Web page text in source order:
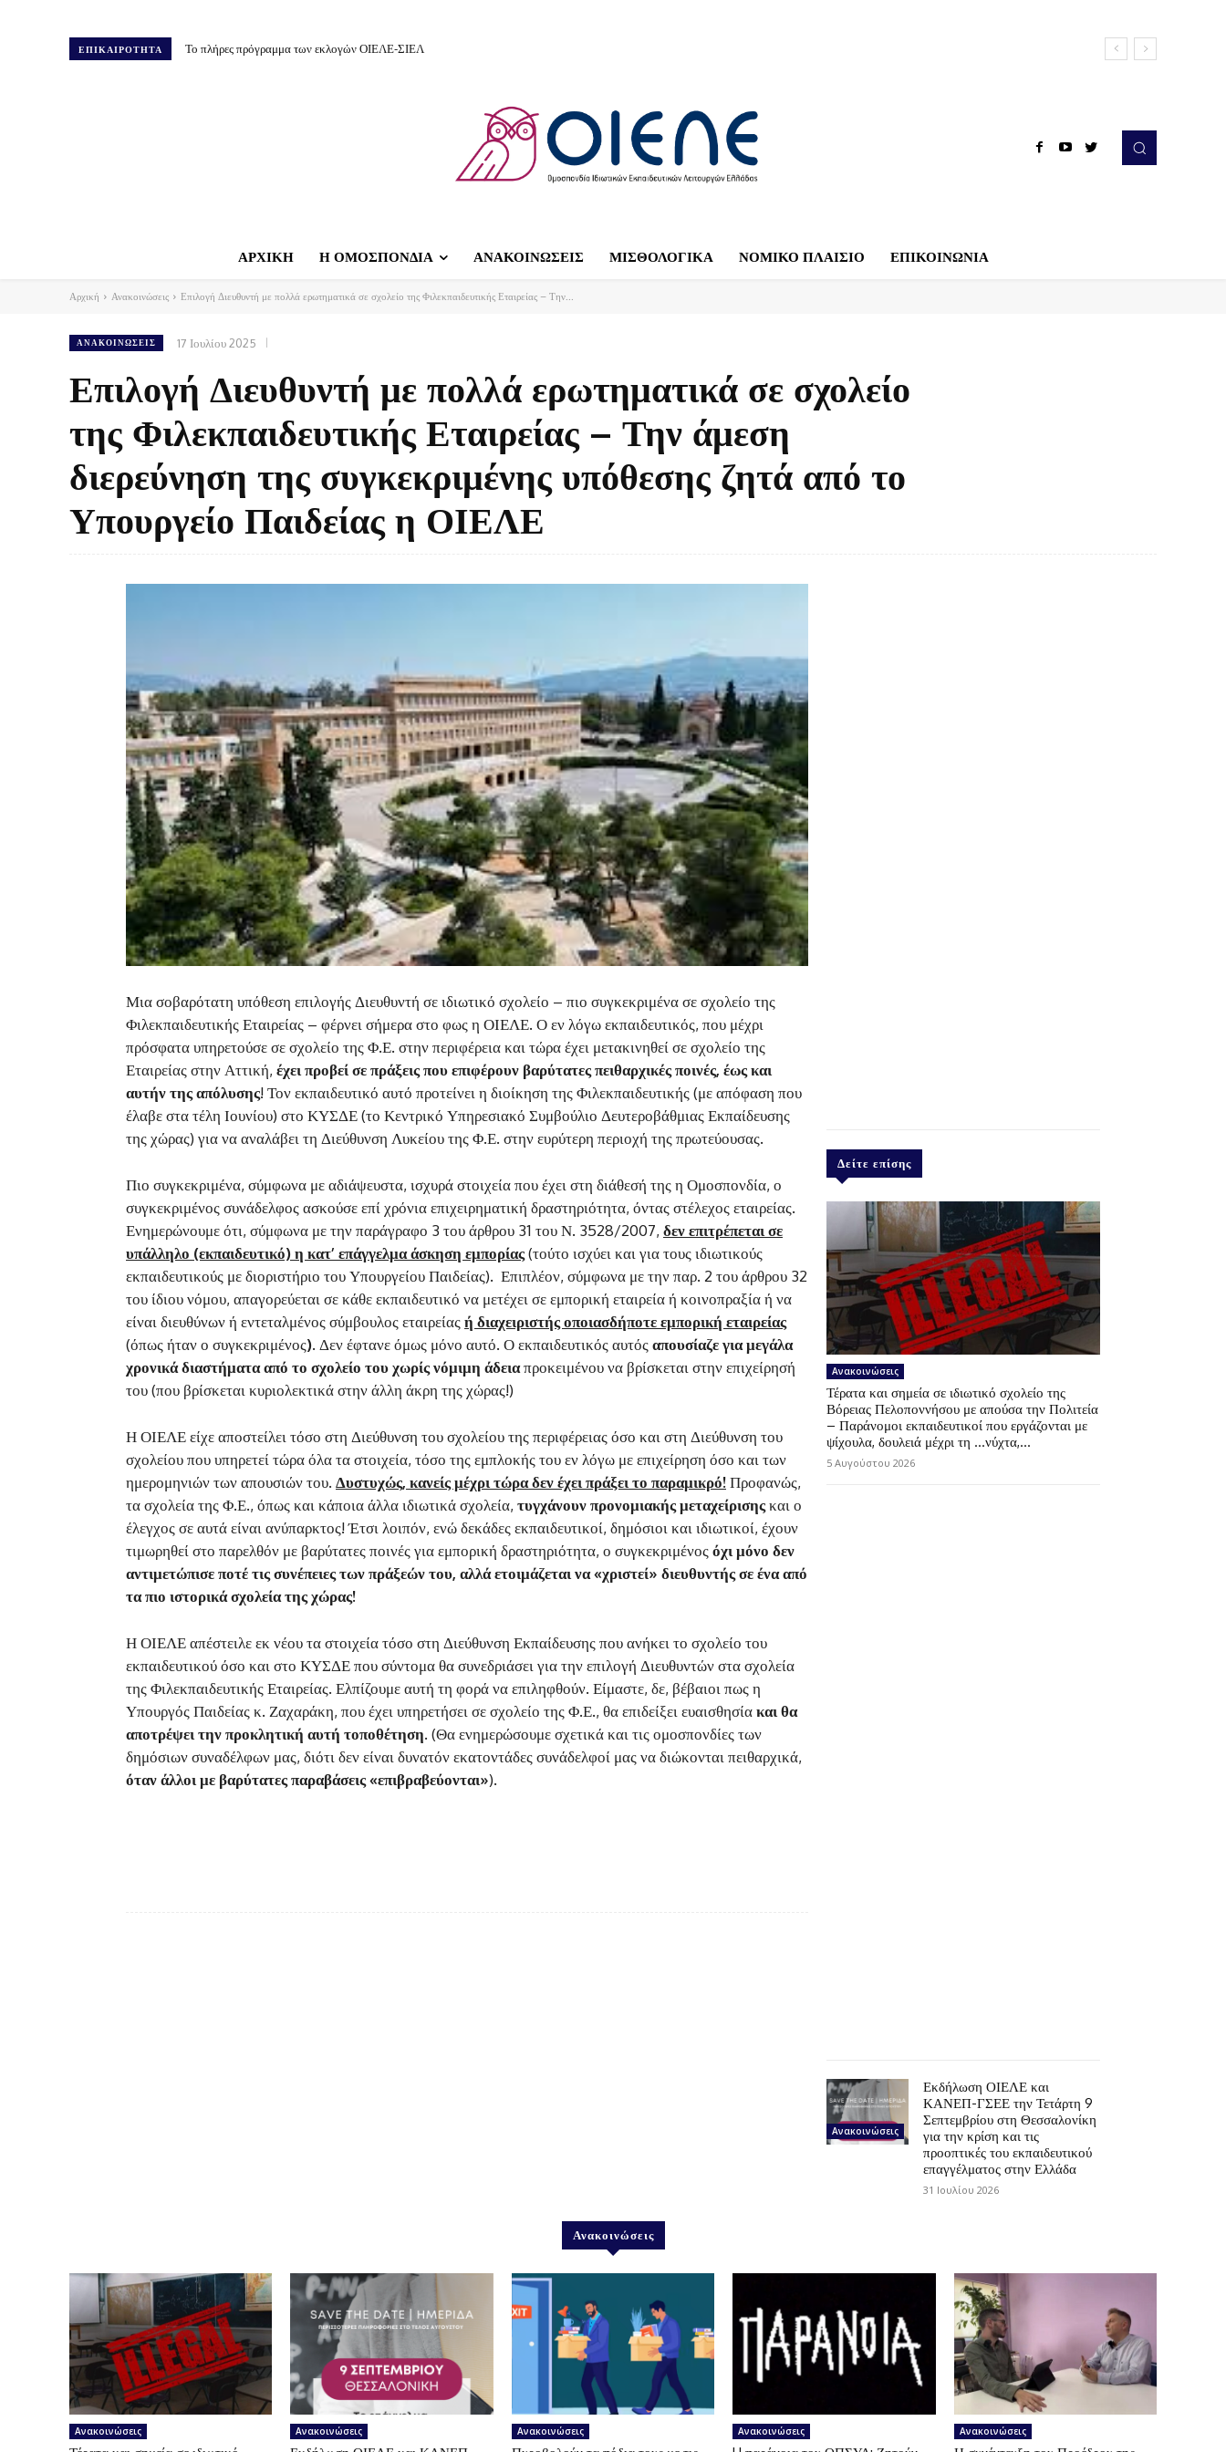
ΕΠΙΚΑΙΡΟΤΗΤΑ Το πλήρες πρόγραμμα των εκλογών ΟΙΕΛΕ-ΣΙΕΛ
ΑΡΧΙΚΗ Η ΟΜΟΣΠΟΝΔΙΑ ΑΝΑΚΟΙΝΩΣΕΙΣ ΜΙΣΘΟΛΟΓΙΚΑ ΝΟΜΙΚΟ ΠΛΑΙΣΙΟ ΕΠΙΚΟΙΝΩΝΙΑ
Αρχική Ανακοινώσεις Επιλογή Διευθυντή με πολλά ερωτηματικά σε σχολείο της Φιλεκπαιδευτικής Εταιρείας – Την...
ΑΝΑΚΟΙΝΏΣΕΙΣ 17 Ιουλίου 2025
Επιλογή Διευθυντή με πολλά ερωτηματικά σε σχολείο
της Φιλεκπαιδευτικής Εταιρείας – Την άμεση
διερεύνηση της συγκεκριμένης υπόθεσης ζητά από το
Υπουργείο Παιδείας η ΟΙΕΛΕ
Μια σοβαρότατη υπόθεση επιλογής Διευθυντή σε ιδιωτικό σχολείο – πιο συγκεκριμένα σε σχολείο της
Φιλεκπαιδευτικής Εταιρείας – φέρνει σήμερα στο φως η ΟΙΕΛΕ. Ο εν λόγω εκπαιδευτικός, που μέχρι
πρόσφατα υπηρετούσε σε σχολείο της Φ.Ε. στην περιφέρεια και τώρα έχει μετακινηθεί σε σχολείο της
Εταιρείας στην Αττική, έχει προβεί σε πράξεις που επιφέρουν βαρύτατες πειθαρχικές ποινές, έως και
αυτήν της απόλυσης! Τον εκπαιδευτικό αυτό προτείνει η διοίκηση της Φιλεκπαιδευτικής (με απόφαση που
έλαβε στα τέλη Ιουνίου) στο ΚΥΣΔΕ (το Κεντρικό Υπηρεσιακό Συμβούλιο Δευτεροβάθμιας Εκπαίδευσης
της χώρας) για να αναλάβει τη Διεύθυνση Λυκείου της Φ.Ε. στην ευρύτερη περιοχή της πρωτεύουσας.
Πιο συγκεκριμένα, σύμφωνα με αδιάψευστα, ισχυρά στοιχεία που έχει στη διάθεσή της η Ομοσπονδία, ο
συγκεκριμένος συνάδελφος ασκούσε επί χρόνια επιχειρηματική δραστηριότητα, όντας στέλεχος εταιρείας.
Ενημερώνουμε ότι, σύμφωνα με την παράγραφο 3 του άρθρου 31 του Ν. 3528/2007, δεν επιτρέπεται σε
υπάλληλο (εκπαιδευτικό) η κατ’ επάγγελμα άσκηση εμπορίας(τούτο ισχύει και για τους ιδιωτικούς
εκπαιδευτικούς με διοριστήριο του Υπουργείου Παιδείας). Επιπλέον, σύμφωνα με την παρ. 2 του άρθρου 32
του ίδιου νόμου, απαγορεύεται σε κάθε εκπαιδευτικό να μετέχει σε εμπορική εταιρεία ή κοινοπραξία ή να
είναι διευθύνων ή εντεταλμένος σύμβουλος εταιρείαςή διαχειριστής οποιασδήποτε εμπορική εταιρείας
(όπως ήταν ο συγκεκριμένος). Δεν έφτανε όμως μόνο αυτό. Ο εκπαιδευτικός αυτόςαπουσίαζε για μεγάλα
χρονικά διαστήματα από το σχολείο του χωρίς νόμιμη άδειαπροκειμένου να βρίσκεται στην επιχείρησή
του (που βρίσκεται κυριολεκτικά στην άλλη άκρη της χώρας!)
Η ΟΙΕΛΕ είχε αποστείλει τόσο στη Διεύθυνση του σχολείου της περιφέρειας όσο και στη Διεύθυνση του
σχολείου που υπηρετεί τώρα όλα τα στοιχεία, τόσο της εμπλοκής του εν λόγω με επιχείρηση όσο και των
ημερομηνιών των απουσιών του. Δυστυχώς, κανείς μέχρι τώρα δεν έχει πράξει το παραμικρό!Προφανώς,
τα σχολεία της Φ.Ε., όπως και κάποια άλλα ιδιωτικά σχολεία, τυγχάνουν προνομιακής μεταχείρισηςκαι ο
έλεγχος σε αυτά είναι ανύπαρκτος! Έτσι λοιπόν, ενώ δεκάδες εκπαιδευτικοί, δημόσιοι και ιδιωτικοί, έχουν
τιμωρηθεί στο παρελθόν με βαρύτατες ποινές για εμπορική δραστηριότητα, ο συγκεκριμένοςόχι μόνο δεν
αντιμετώπισε ποτέ τις συνέπειες των πράξεών του, αλλά ετοιμάζεται να «χριστεί» διευθυντής σε ένα από
τα πιο ιστορικά σχολεία της χώρας!
Η ΟΙΕΛΕ απέστειλε εκ νέου τα στοιχεία τόσο στη Διεύθυνση Εκπαίδευσης που ανήκει το σχολείο του
εκπαιδευτικού όσο και στο ΚΥΣΔΕ που σύντομα θα συνεδριάσει για την επιλογή Διευθυντών στα σχολεία
της Φιλεκπαιδευτικής Εταιρείας. Ελπίζουμε αυτή τη φορά να επιληφθούν. Είμαστε, δε, βέβαιοι πως η
Υπουργός Παιδείας κ. Ζαχαράκη, που έχει υπηρετήσει σε σχολείο της Φ.Ε., θα επιδείξει ευαισθησίακαι θα
αποτρέψει την προκλητική αυτή τοποθέτηση. (Θα ενημερώσουμε σχετικά και τις ομοσπονδίες των
δημόσιων συναδέλφων μας, διότι δεν είναι δυνατόν εκατοντάδες συνάδελφοί μας να διώκονται πειθαρχικά,
όταν άλλοι με βαρύτατες παραβάσεις «επιβραβεύονται»).
Δείτε επίσης
Ανακοινώσεις
Τέρατα και σημεία σε ιδιωτικό σχολείο της
Βόρειας Πελοποννήσου με απούσα την Πολιτεία
– Παράνομοι εκπαιδευτικοί που εργάζονται με
ψίχουλα, δουλειά μέχρι τη …νύχτα,...
5 Αυγούστου 2026
Ανακοινώσεις
Εκδήλωση ΟΙΕΛΕ και
ΚΑΝΕΠ-ΓΣΕΕ την Τετάρτη 9
Σεπτεμβρίου στη Θεσσαλονίκη
για την κρίση και τις
προοπτικές του εκπαιδευτικού
επαγγέλματος στην Ελλάδα
31 Ιουλίου 2026
Ανακοινώσεις
Ανακοινώσεις Ανακοινώσεις Ανακοινώσεις Ανακοινώσεις Ανακοινώσεις